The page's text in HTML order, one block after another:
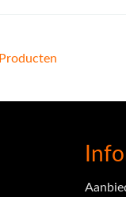
Producten